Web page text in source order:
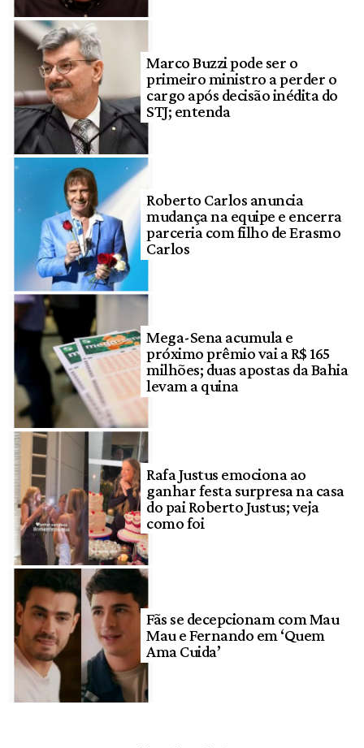
Marco Buzzi pode ser o
primeiro ministro a perder o
cargo após decisão inédita do
STJ; entenda
Roberto Carlos anuncia
mudança na equipe e encerra
parceria com filho de Erasmo
Carlos
Mega-Sena acumula e
próximo prêmio vai a R$ 165
milhões; duas apostas da Bahia
levam a quina
Rafa Justus emociona ao
ganhar festa surpresa na casa
do pai Roberto Justus; veja
como foi
Fãs se decepcionam com Mau
Mau e Fernando em ‘Quem
Ama Cuida’